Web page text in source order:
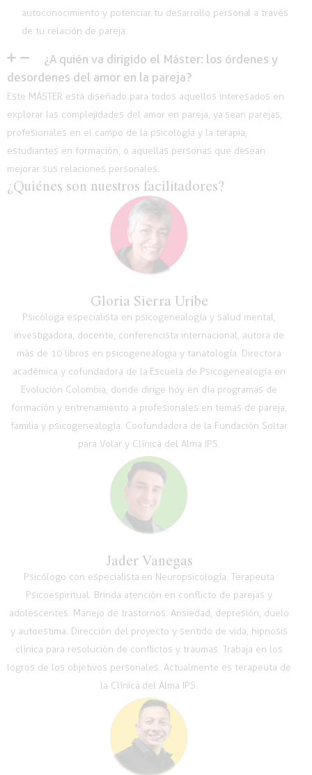
autoconocimiento y potenciar tu desarrollo personal a través
de tu relación de pareja.
¿A quién va dirigido el Máster: los órdenes y
desordenes del amor en la pareja?
Este MÁSTER está diseñado para todos aquellos interesados en
explorar las complejidades del amor en pareja, ya sean parejas,
profesionales en el campo de la psicología y la terapia,
estudiantes en formación, o aquellas personas que desean
mejorar sus relaciones personales.
¿Quiénes son nuestros facilitadores?
Gloria Sierra Uribe
Psicóloga especialista en psicogenealogía y salud mental,
investigadora, docente, conferencista internacional, autora de
más de 10 libros en psicogenealogia y tanatología. Directora
académica y cofundadora de la Escuela de Psicogenealogía en
Evolución Colombia, donde dirige hoy en día programas de
formación y entrenamiento a profesionales en temas de pareja,
familia y psicogenealogía. Coofundadora de la Fundación Soltar
para Volar y Clínica del Alma IPS.
Jader Vanegas
Psicólogo con especialista en Neuropsicología. Terapeuta
Psicoespiritual. Brinda atención en conflicto de parejas y
adolescentes. Manejo de trastornos: Ansiedad, depresión, duelo
y autoestima. Dirección del proyecto y sentido de vida, hipnosis
clínica para resolución de conflictos y traumas. Trabaja en los
logros de los objetivos personales. Actualmente es terapeuta de
la Clínica del Alma IPS.